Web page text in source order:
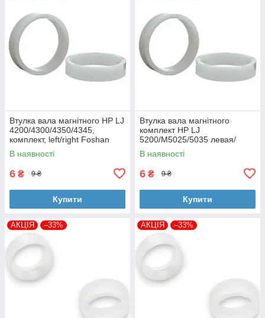
Втулка вала магнітного HP LJ
4200/4300/4350/4345,
комплект, left/right Foshan
(MAG-1338A-BSH-Foshan)
В наявності
6 ₴ 9 ₴
Купити
Втулка вала магнітного
комплект HP LJ
5200/M5025/5035 левая/
правая Foshan (MAG-7516A-
BSH-Foshan)
В наявності
6 ₴ 9 ₴
Купити
АКЦІЯ –33% АКЦІЯ –33%